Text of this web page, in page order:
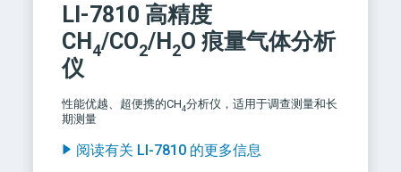
LI-7810 高精度
CH 4/CO2/H 2O痕量气体分析
仪
性能优越、超便携的CH4分析仪，适用于调查测量和长
期测量
阅读有关 LI-7810 的更多信息